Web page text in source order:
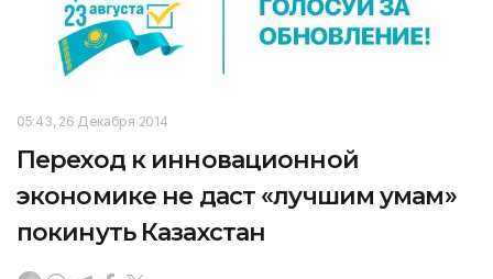
05:43, 26 Декабря 2014
Переход к инновационной
экономике не даст «лучшим умам»
покинуть Казахстан